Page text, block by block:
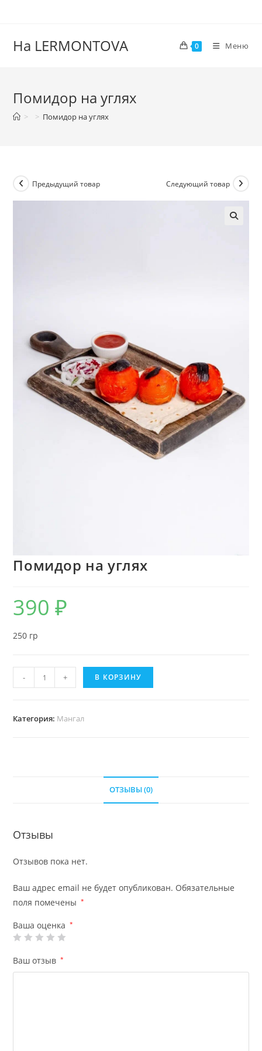
На LERMONTOVA 0 Меню
Помидор на углях
> > Помидор на углях
Предыдущий товар Следующий товар
Помидор на углях
390₽
250 гр
- + В КОРЗИНУ
Категория: Мангал
ОТЗЫВЫ (0)
Отзывы
Отзывов пока нет.
Ваш адрес email не будет опубликован. Обязательные
поля помечены
*
Ваша оценка *
Ваш отзыв *